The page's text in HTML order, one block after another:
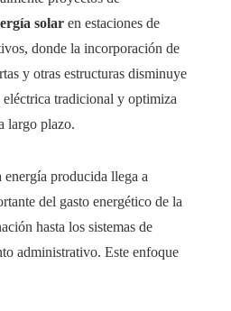
solar en estaciones de
donde la incorporación de
y otras estructuras disminuye
eléctrica tradicional y optimiza
largo plazo.
producida llega a
del gasto energético de la
hasta los sistemas de
administrativo. Este enfoque